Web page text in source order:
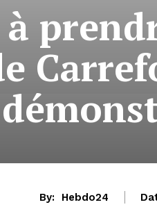
By: Hebdo24